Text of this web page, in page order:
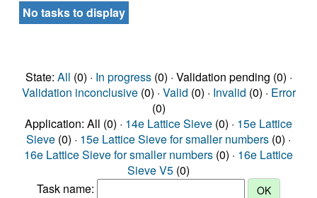
No tasks to display
State: All (0) · In progress(0) · Validation pending (0) ·
Validation inconclusive(0) · Valid (0) · Invalid (0) · Error
(0)
Application: All (0) · 14e Lattice Sieve (0) · 15e Lattice
Sieve (0) · 15e Lattice Sieve for smaller numbers (0) ·
16e Lattice Sieve for smaller numbers (0) · 16e Lattice
Sieve V5 (0)
Task name: